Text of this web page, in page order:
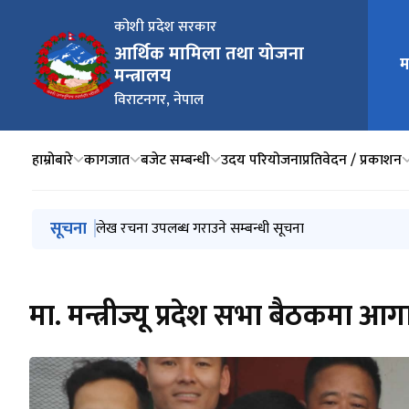
कोशी प्रदेश सरकार
आर्थिक मामिला तथा योजना
मन्त्रालय
विराटनगर, नेपाल
मुख्य
हाम्रोबारे कागजात बजेट सम्बन्धी उदय परियोजनाप्रतिवेदन / प्रकाशन
मुख्य नेभिगेसनमा जानुहोस्
सूचना लेख रचना उपलब्ध गराउने सम्बन्धी सूचना
मा. मन्त्रीज्यू प्रदेश सभा बैठकमा